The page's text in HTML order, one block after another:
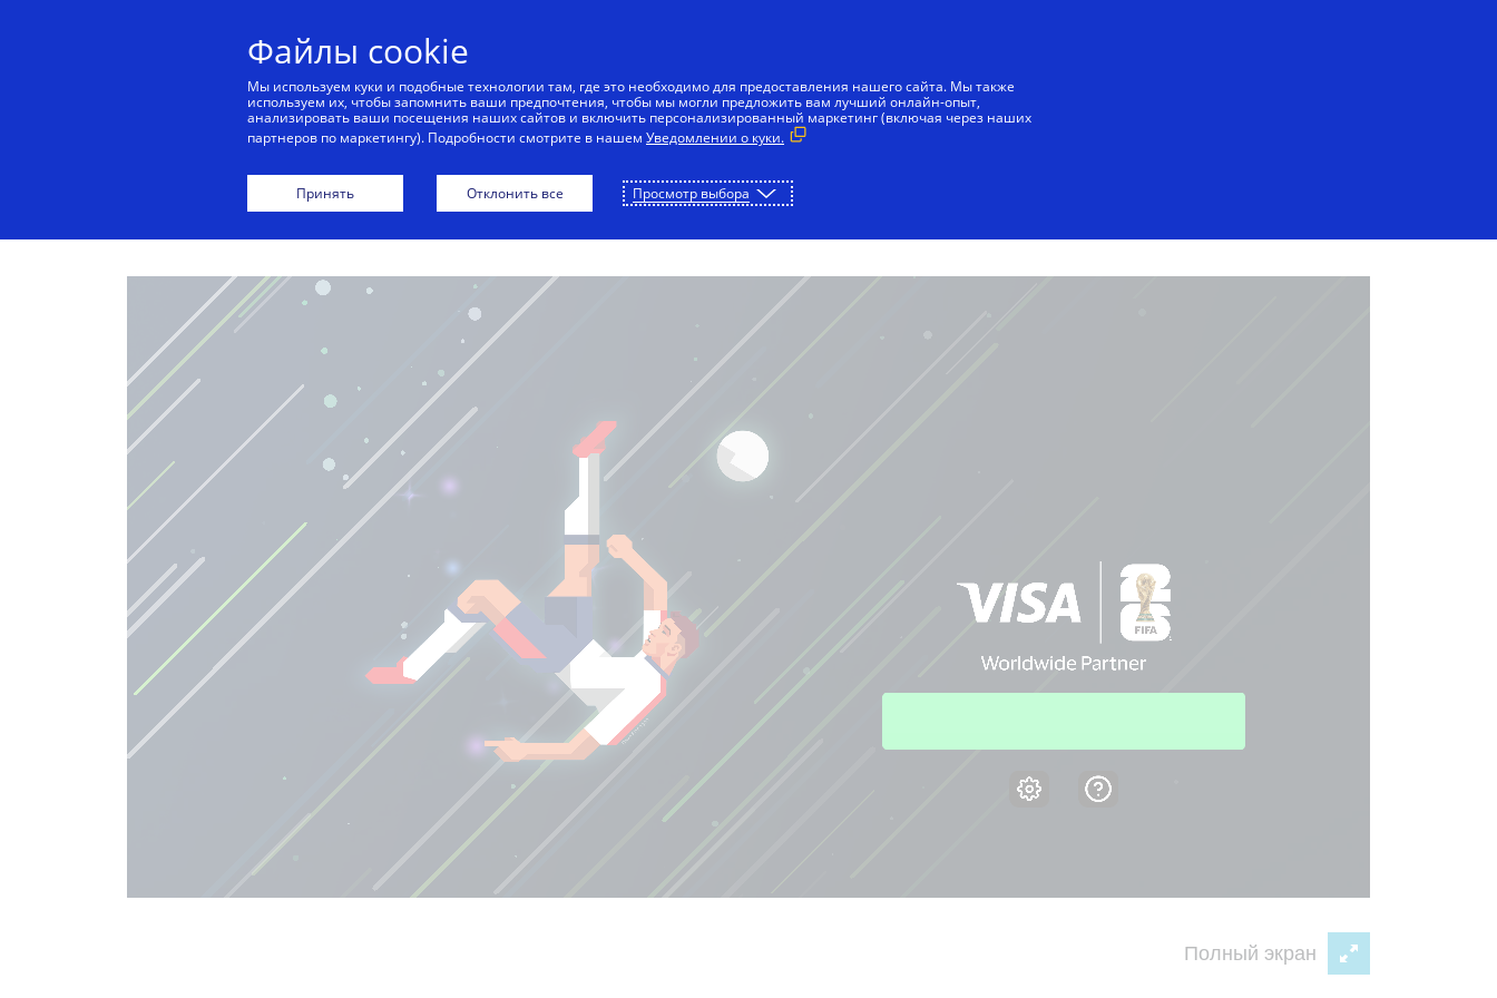
ГЛАВНАЯ
ВОСПРОИЗВЕСТИ
Полный экран
Файлы cookie
Мы используем куки и подобные технологии там, где это необходимо для предоставления нашего сайта. Мы также
используем их, чтобы запомнить ваши предпочтения, чтобы мы могли предложить вам лучший онлайн-опыт,
анализировать ваши посещения наших сайтов и включить персонализированный маркетинг (включая через наших
партнеров по маркетингу). Подробности смотрите в нашем Уведомлении о куки.
Принять Отклонить все Просмотр выбора